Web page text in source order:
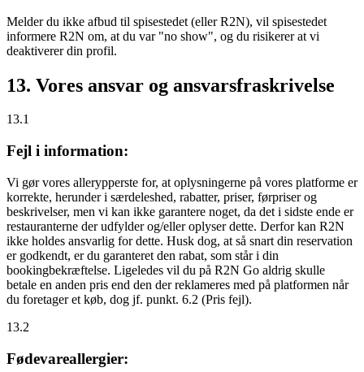
Melder du ikke afbud til spisestedet (eller R2N), vil spisestedet
informere R2N om, at du var "no show", og du risikerer at vi
deaktiverer din profil.
13. Vores ansvar og ansvarsfraskrivelse
13.1
Fejl i information:
Vi gør vores allerypperste for, at oplysningerne på vores platforme er
korrekte, herunder i særdeleshed, rabatter, priser, førpriser og
beskrivelser, men vi kan ikke garantere noget, da det i sidste ende er
restauranterne der udfylder og/eller oplyser dette. Derfor kan R2N
ikke holdes ansvarlig for dette. Husk dog, at så snart din reservation
er godkendt, er du garanteret den rabat, som står i din
bookingbekræftelse. Ligeledes vil du på R2N Go aldrig skulle
betale en anden pris end den der reklameres med på platformen når
du foretager et køb, dog jf. punkt. 6.2 (Pris fejl).
13.2
Fødevareallergier: